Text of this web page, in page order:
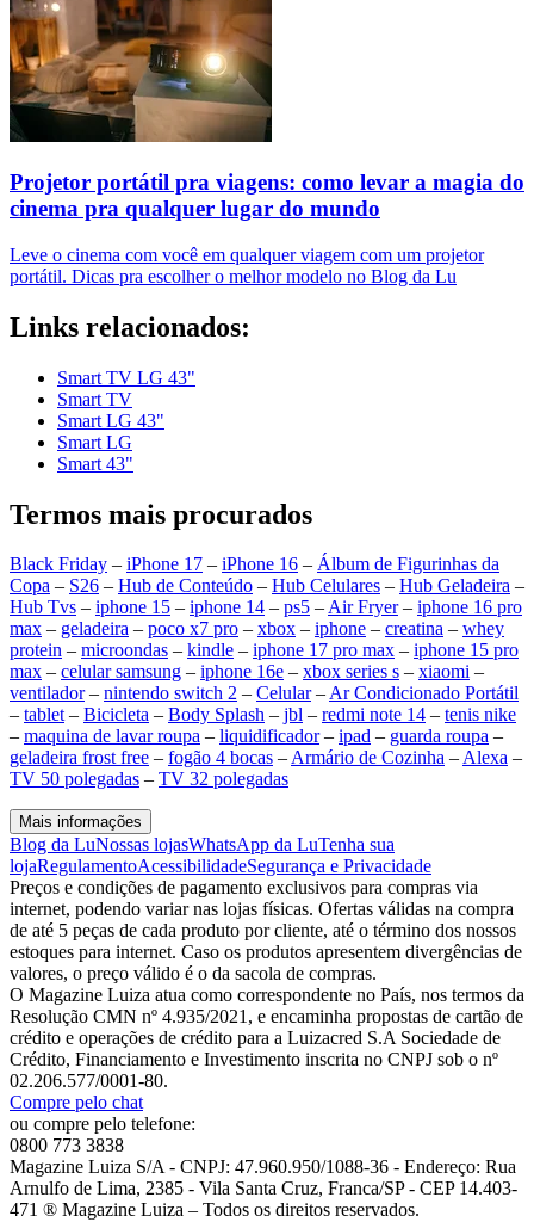
Projetor portátil pra viagens: como levar a magia do
cinema pra qualquer lugar do mundo
Leve o cinema com você em qualquer viagem com um projetor
portátil. Dicas pra escolher o melhor modelo no Blog da Lu
Links relacionados:
Smart TV LG 43"
Smart TV
Smart LG 43"
Smart LG
Smart 43"
Termos mais procurados
Black Friday – iPhone 17 – iPhone 16 – Álbum de Figurinhas da
Copa – S26 – Hub de Conteúdo – Hub Celulares – Hub Geladeira –
Hub Tvs – iphone 15 – iphone 14 – ps5 –Air Fryer– iphone 16 pro
max – geladeira – poco x7 pro – xbox – iphone – creatina – whey
protein – microondas – kindle – iphone 17 pro max – iphone 15 pro
max – celular samsung – iphone 16e – xbox series s – xiaomi –
ventilador– nintendo switch 2 – Celular–Ar Condicionado Portátil
– tablet– Bicicleta – Body Splash – jbl – redmi note 14 – tenis nike
– maquina de lavar roupa – liquidificador– ipad – guarda roupa –
geladeira frost free – fogão 4 bocas –Armário de Cozinha –Alexa –
TV 50 polegadas – TV 32 polegadas
Mais informações
Blog da LuNossas lojasWhatsApp da LuTenha sua
lojaRegulamentoAcessibilidadeSegurança e Privacidade
Preços e condições de pagamento exclusivos para compras via
internet, podendo variar nas lojas físicas. Ofertas válidas na compra
de até 5 peças de cada produto por cliente, até o término dos nossos
estoques para internet. Caso os produtos apresentem divergências de
valores, o preço válido é o da sacola de compras.
O Magazine Luiza atua como correspondente no País, nos termos da
Resolução CMN nº 4.935/2021, e encaminha propostas de cartão de
crédito e operações de crédito para a Luizacred S.A Sociedade de
Crédito, Financiamento e Investimento inscrita no CNPJ sob o nº
02.206.577/0001-80.
Compre pelo chat
ou compre pelo telefone:
0800 773 3838
Magazine Luiza S/A - CNPJ: 47.960.950/1088-36 - Endereço: Rua
Arnulfo de Lima, 2385 - Vila Santa Cruz, Franca/SP - CEP 14.403-
471 ® Magazine Luiza – Todos os direitos reservados.